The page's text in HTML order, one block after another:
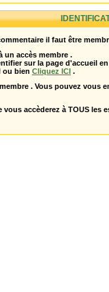
il faut être
un accès membre .
sur la page d'accueil
ou bien Cliquez ICI .
. Vous pouvez vous
vous accèderez à TOUS les